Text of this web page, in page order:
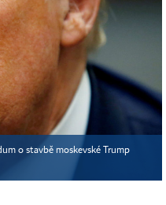
o stavbě moskevské Trump